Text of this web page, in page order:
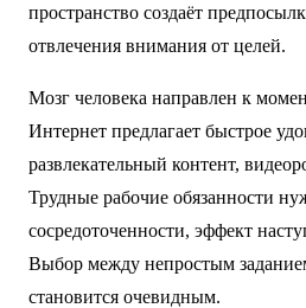
пространство создаёт
отвлечения внимания от целей.
Мозг человека направлен к
Интернет предлагает быстрое
развлекательный контент,
Трудные рабочие обязанности
сосредоточенности, эффект
Выбор между непростым
становится очевидным.